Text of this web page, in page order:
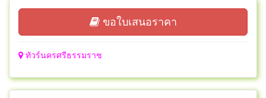
ขอใบเสนอราคา
ทัวร์นครศรีธรรมราช